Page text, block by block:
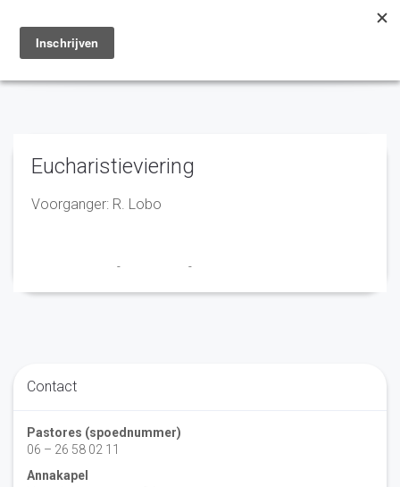
Toggle
navigation
Eucharistieviering
Voorganger: R. Lobo
- -
Contact
Pastores (spoednummer)
06 – 26 58 02 11
Annakapel